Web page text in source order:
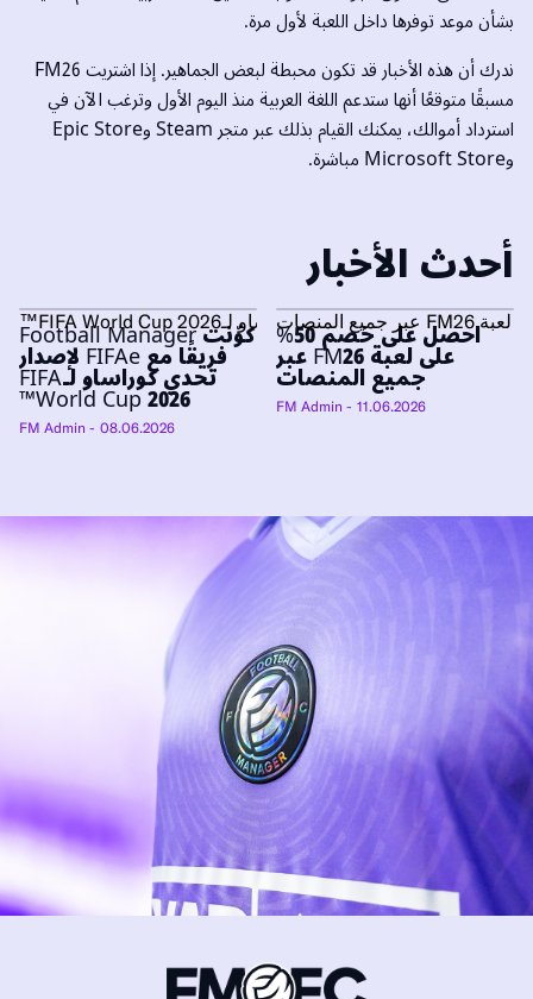
بشأن موعد توفرها داخل اللعبة لأول مرة.
ندرك أن هذه الأخبار قد تكون محبطة لبعض الجماهير. إذا اشتريت FM26
مسبقًا متوقعًا أنها ستدعم اللغة العربية منذ اليوم الأول وترغب الآن في
استرداد أموالك، يمكنك القيام بذلك عبر متجر Steam وEpic Store
وMicrosoft Store مباشرة.
أحدث الأخبار
احصل على خصم 50%
على لعبة FM26 عبر
جميع المنصات
11.06.2026
- FM Admin
كوّنت Football Manager
فريقًا مع FIFAe لإصدار
تحدي كوراساو لـFIFA
World Cup 2026™
08.06.2026
- FM Admin